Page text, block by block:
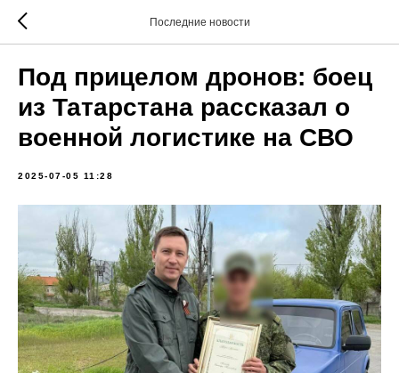
Последние новости
Под прицелом дронов: боец
из Татарстана рассказал о
военной логистике на СВО
2025-07-05 11:28